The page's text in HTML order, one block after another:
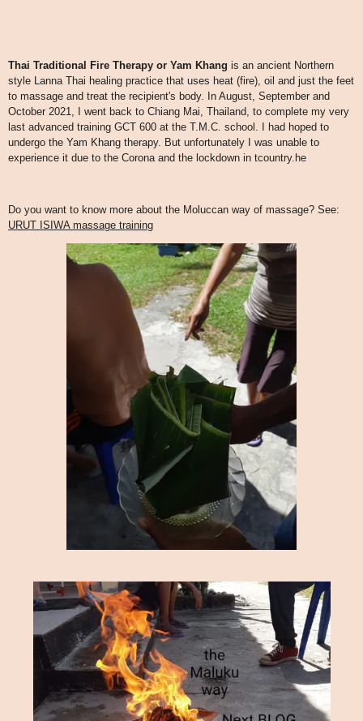
Thai Traditional Fire Therapy or Yam Khang is an ancient Northern
style Lanna Thai healing practice that uses heat (fire), oil and just the feet
to massage and treat the recipient's body. In August, September and
October 2021, I went back to Chiang Mai, Thailand, to complete my very
last advanced training GCT 600 at the T.M.C. school. I had hoped to
undergo the Yam Khang therapy. But unfortunately I was unable to
experience it due to the Corona and the lockdown in tcountry.he
Do you want to know more about the Moluccan way of massage? See:
URUT ISIWA massage training